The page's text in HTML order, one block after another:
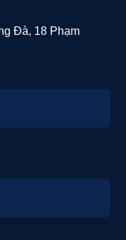
Đà, 18 Phạm